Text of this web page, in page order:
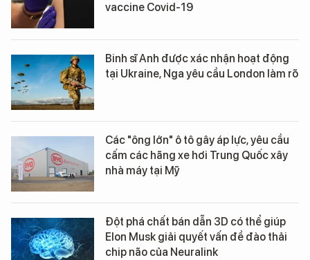
vaccine Covid-19
Binh sĩ Anh được xác nhận hoạt động
tại Ukraine, Nga yêu cầu London làm rõ
Các "ông lớn" ô tô gây áp lực, yêu cầu
cấm các hãng xe hơi Trung Quốc xây
nhà máy tại Mỹ
Đột phá chất bán dẫn 3D có thể giúp
Elon Musk giải quyết vấn đề đào thải
chip não của Neuralink